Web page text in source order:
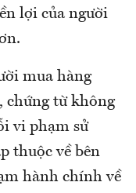
lợi của người
mua hàng
chứng từ không
vi phạm sử
thuộc về bên
hành chính về